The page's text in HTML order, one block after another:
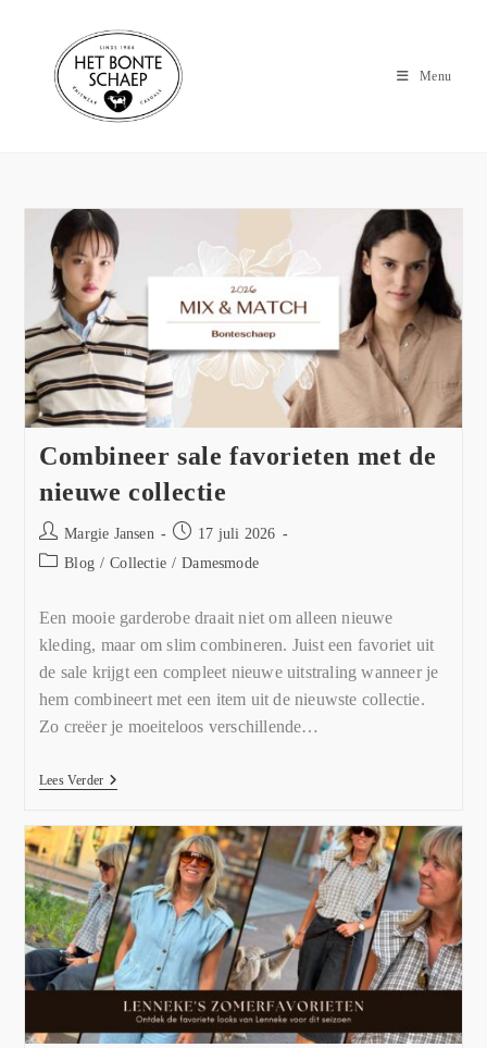
Menu
Combineer sale favorieten met de
nieuwe collectie
Margie Jansen
17 juli 2026
Blog / Collectie / Damesmode
Een mooie garderobe draait niet om alleen nieuwe
kleding, maar om slim combineren. Juist een favoriet uit
de sale krijgt een compleet nieuwe uitstraling wanneer je
hem combineert met een item uit de nieuwste collectie.
Zo creëer je moeiteloos verschillende…
Lees Verder